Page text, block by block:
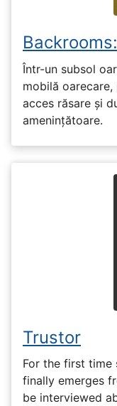
Într-un subsol
mobilă
acces răsare și
amenințătoare.
Trustor
For the first time
finally emerges
be interviewed